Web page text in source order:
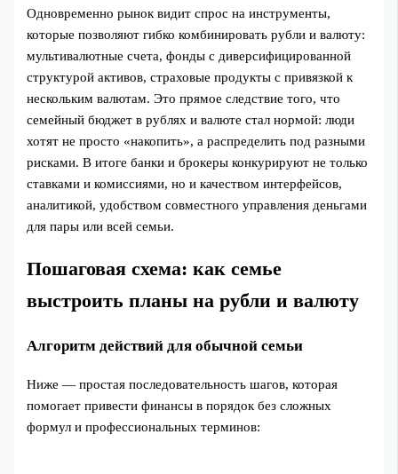
Одновременно рынок видит спрос на инструменты,
которые позволяют гибко комбинировать рубли и валюту:
мультивалютные счета, фонды с диверсифицированной
структурой активов, страховые продукты с привязкой к
нескольким валютам. Это прямое следствие того, что
семейный бюджет в рублях и валюте стал нормой: люди
хотят не просто «накопить», а распределить под разными
рисками. В итоге банки и брокеры конкурируют не только
ставками и комиссиями, но и качеством интерфейсов,
аналитикой, удобством совместного управления деньгами
для пары или всей семьи.
Пошаговая схема: как семье
выстроить планы на рубли и валюту
Алгоритм действий для обычной семьи
Ниже — простая последовательность шагов, которая
помогает привести финансы в порядок без сложных
формул и профессиональных терминов: